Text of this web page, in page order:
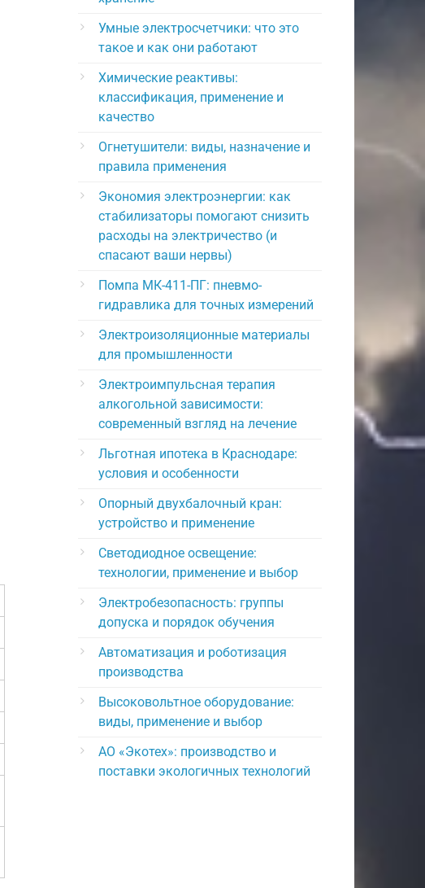
Умные электросчетчики: что это
такое и как они работают
Химические реактивы:
классификация, применение и
качество
Огнетушители: виды, назначение и
правила применения
Экономия электроэнергии: как
стабилизаторы помогают снизить
расходы на электричество (и
спасают ваши нервы)
Помпа МК-411-ПГ: пневмо-
гидравлика для точных измерений
Электроизоляционные материалы
для промышленности
Электроимпульсная терапия
алкогольной зависимости:
современный взгляд на лечение
Льготная ипотека в Краснодаре:
условия и особенности
Опорный двухбалочный кран:
устройство и применение
Светодиодное освещение:
технологии, применение и выбор
Электробезопасность: группы
допуска и порядок обучения
Автоматизация и роботизация
производства
Высоковольтное оборудование:
виды, применение и выбор
АО «Экотех»: производство и
поставки экологичных технологий